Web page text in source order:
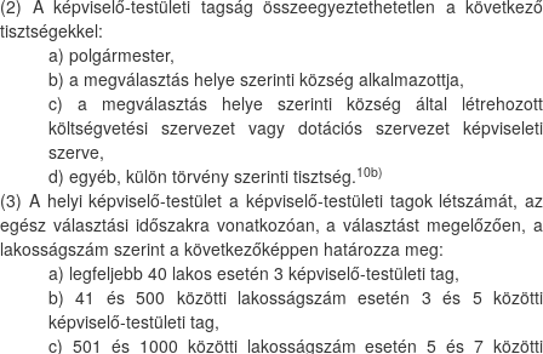
(2) A képviselő-testületi tagság összeegyeztethetetlen a következő
tisztségekkel:
a) polgármester,
b) a megválasztás helye szerinti község alkalmazottja,
c) a megválasztás helye szerinti község által létrehozott
költségvetési szervezet vagy dotációs szervezet képviseleti
szerve,
d) egyéb, külön törvény szerinti tisztség.10b)
(3) A helyi képviselő-testület a képviselő-testületi tagok létszámát, az
egész választási időszakra vonatkozóan, a választást megelőzően, a
lakosságszám szerint a következőképpen határozza meg:
a) legfeljebb 40 lakos esetén 3 képviselő-testületi tag,
b) 41 és 500 közötti lakosságszám esetén 3 és 5 közötti
képviselő-testületi tag,
c) 501 és 1000 közötti lakosságszám esetén 5 és 7 közötti